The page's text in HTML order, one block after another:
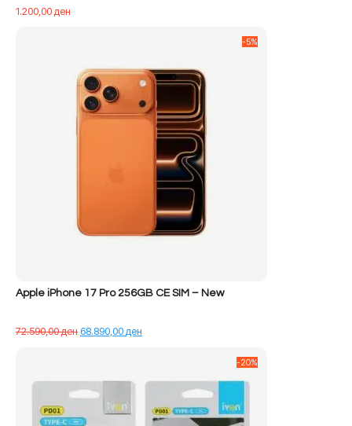
1.200,00ден
Apple iPhone 17 Pro 256GB CE SIM – New
72.590,00денÇmimi
68.890,00ден
68.890,00 ден.
-5%
-20%